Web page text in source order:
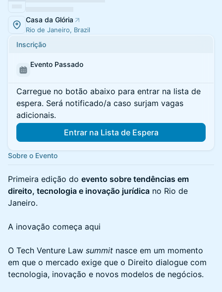
Casa da Glória
Rio de Janeiro, Brazil
Inscrição
Evento Passado
Carregue no botão abaixo para entrar na lista de
espera. Será notificado/a caso surjam vagas
adicionais.
Entrar na Lista de Espera
Sobre o Evento
Primeira edição do evento sobre tendências em
direito, tecnologia e inovação jurídica no Rio de
Janeiro.
A inovação começa aqui
O Tech Venture Law summit nasce em um momento
em que o mercado exige que o Direito dialogue com
tecnologia, inovação e novos modelos de negócios.